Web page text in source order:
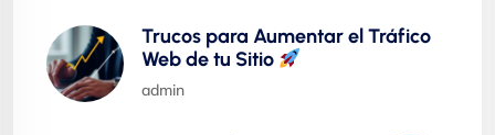
Trucos para Aumentar el Tráfico
Web de tu Sitio
admin